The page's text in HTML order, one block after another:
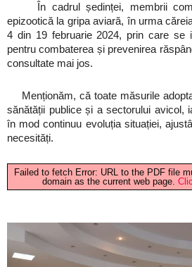
În cadrul ședinței, membrii
epizootică la gripa aviară, în urma
4 din 19 februarie 2024, prin care se
pentru combaterea și prevenirea
consultate mai jos.
Menționăm, că toate măsurile
sănătății publice și a sectorului avicol,
în mod continuu evoluția situației,
necesități.
Failed to fetch Error: URL to the PDF file
domain as the current web page.